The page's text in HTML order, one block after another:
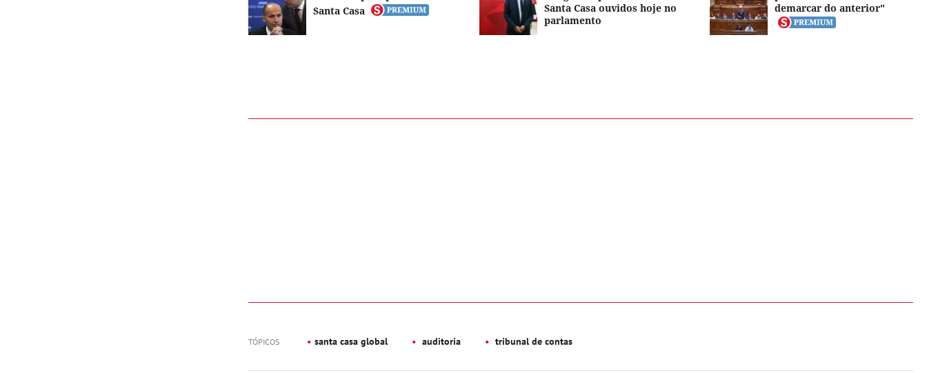
Santa Casa
Santa Casa ouvidos hoje no
parlamento
demarcar do anterior"
TÓPICOS santa casa global auditoria tribunal de contas